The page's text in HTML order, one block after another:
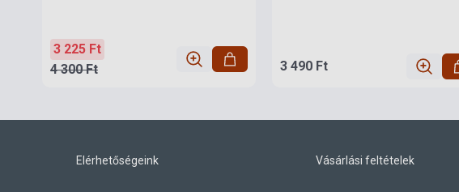
3 225 Ft
4 300 Ft
3 490 Ft
Elérhetőségeink Vásárlási feltételek